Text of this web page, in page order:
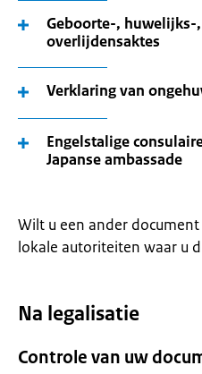
Geboorte-, huwelijks-
overlijdensaktes
Verklaring van
Engelstalige
Japanse ambassade
Wilt u een ander
lokale autoriteiten waar u
Na legalisatie
Controle van uw